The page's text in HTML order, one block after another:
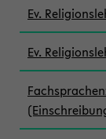
Ev.
Ev.